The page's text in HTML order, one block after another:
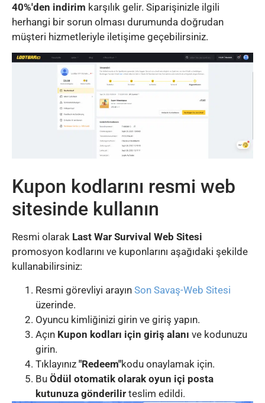
40%'den indirim karşılık gelir. Siparişinizle ilgili
herhangi bir sorun olması durumunda doğrudan
müşteri hizmetleriyle iletişime geçebilirsiniz.
Kupon kodlarını resmi web
sitesinde kullanın
Resmi olarak Last War Survival Web Sitesi
promosyon kodlarını ve kuponlarını aşağıdaki şekilde
kullanabilirsiniz:
Resmi görevliyi arayın Son Savaş-Web Sitesi
üzerinde.
Oyuncu kimliğinizi girin ve giriş yapın.
Açın Kupon kodları için giriş alanı ve kodunuzu
girin.
Tıklayınız "Redeem"kodu onaylamak için.
Bu Ödül otomatik olarak oyun içi posta
kutunuza gönderilir teslim edildi.